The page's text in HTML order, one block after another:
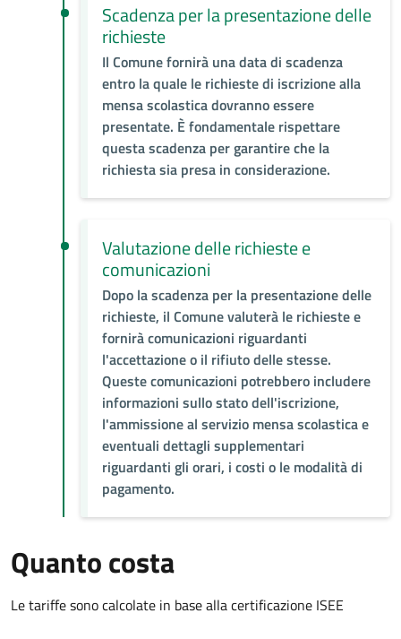
Scadenza per la presentazione delle
richieste
Il Comune fornirà una data di scadenza
entro la quale le richieste di iscrizione alla
mensa scolastica dovranno essere
presentate. È fondamentale rispettare
questa scadenza per garantire che la
richiesta sia presa in considerazione.
Valutazione delle richieste e
comunicazioni
Dopo la scadenza per la presentazione delle
richieste, il Comune valuterà le richieste e
fornirà comunicazioni riguardanti
l'accettazione o il rifiuto delle stesse.
Queste comunicazioni potrebbero includere
informazioni sullo stato dell'iscrizione,
l'ammissione al servizio mensa scolastica e
eventuali dettagli supplementari
riguardanti gli orari, i costi o le modalità di
pagamento.
Quanto costa
Le tariffe sono calcolate in base alla certificazione ISEE